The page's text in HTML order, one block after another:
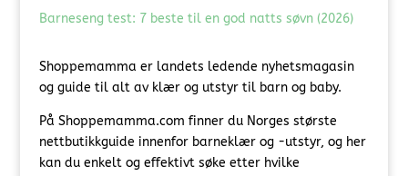
Barneseng test: 7 beste til en god natts søvn (2026)
Shoppemamma er landets ledende nyhetsmagasin
og guide til alt av klær og utstyr til barn og baby.
På Shoppemamma.com finner du Norges største
nettbutikkguide innenfor barneklær og -utstyr, og her
kan du enkelt og effektivt søke etter hvilke